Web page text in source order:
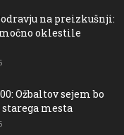
na preizkušnji:
oklestile
Ožbaltov sejem bo
mesta